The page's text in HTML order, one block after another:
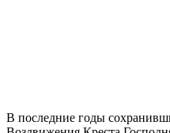
В последние годы